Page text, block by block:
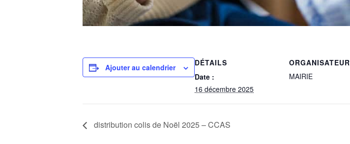
Ajouter au calendrier
DÉTAILS
Date :
16 décembre 2025
ORGANISATEUR
MAIRIE
distribution colis de Noël 2025 – CCAS